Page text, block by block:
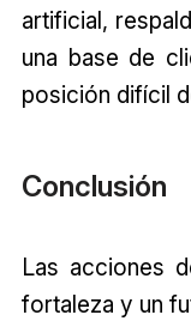
artificial,
una base de
posición difícil
Conclusión
Las acciones
fortaleza y un